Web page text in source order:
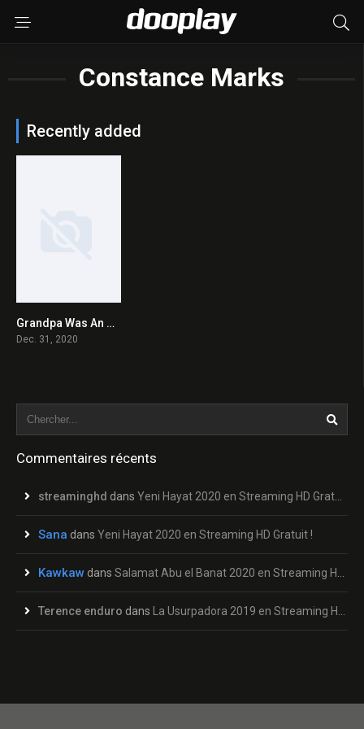
Constance Marks
Recently added
0
Grandpa Was An Emperor 2020 en Streaming HD Gratuit !
Dec. 31, 2020
Commentaires récents
streaminghd dans Yeni Hayat 2020 en Streaming HD Gratuit !
Sana dans Yeni Hayat 2020 en Streaming HD Gratuit !
Kawkaw dans Salamat Abu el Banat 2020 en Streaming HD Gratuit !
Terence enduro dans La Usurpadora 2019 en Streaming HD Gratuit !